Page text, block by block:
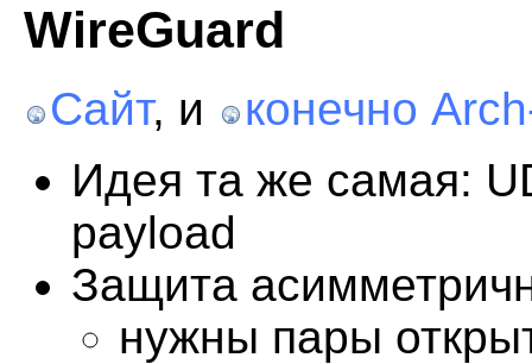
WireGuard
Сайт, и
конечно
Идея та же самая:
payload
Защита
нужны пары